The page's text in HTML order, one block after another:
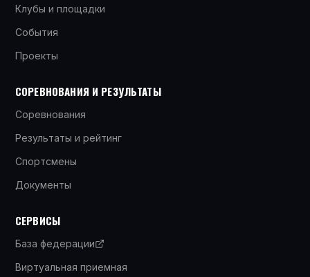
Клубы и площадки
События
Проекты
СОРЕВНОВАНИЯ И РЕЗУЛЬТАТЫ
Соревнования
Результаты и рейтинг
Спортсмены
Документы
СЕРВИСЫ
База федерации
Виртуальная приемная